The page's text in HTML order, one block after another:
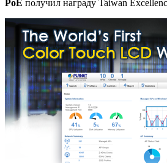
PoE получил награду Taiwan